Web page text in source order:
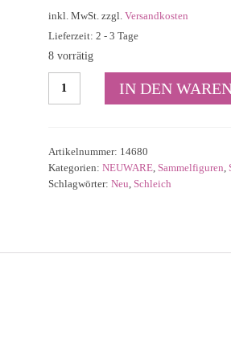
inkl. MwSt. zzgl. Versandkosten
Lieferzeit: 2 - 3 Tage
8 vorrätig
Schimpanse
IN DEN
Artikelnummer: 14680
Kategorien: NEUWARE, Sammelfiguren
Schlagwörter: Neu Schleich